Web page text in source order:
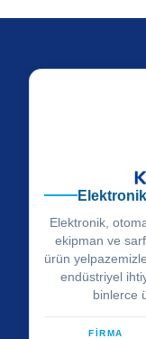
Elektronik,
ekipman ve
ürün
endüstriyel
binlerce
FİRMA